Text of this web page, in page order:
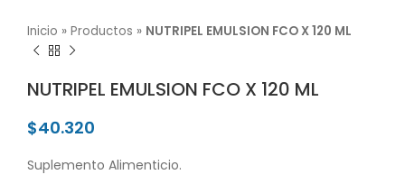
Inicio » Productos » NUTRIPEL EMULSION FCO X 120 ML
NUTRIPEL EMULSION FCO X 120 ML
$40.320
Suplemento Alimenticio.